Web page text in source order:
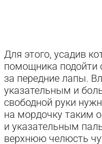
Для этого, усадив
помощника подойти
за передние лапы.
указательным и
свободной руки
на мордочку таким
и указательным
верхнюю челюсть